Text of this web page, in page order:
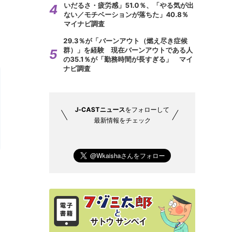
いだるさ・疲労感」51.0％、「やる気が出
ない／モチベーションが落ちた」40.8％
マイナビ調査
29.3％が「バーンアウト（燃え尽き症候
群）」を経験 現在バーンアウトである人
の35.1％が「勤務時間が長すぎる」 マイ
ナビ調査
J-CASTニュースをフォローして
最新情報をチェック